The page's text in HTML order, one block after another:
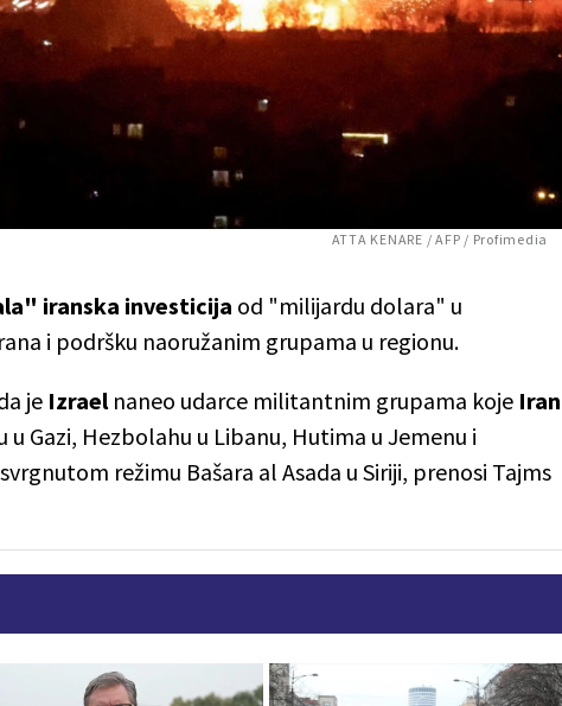
ATTA KENARE / AFP / Profimedia
iranska investicija od "milijardu dolara" u
i podršku naoružanim grupama u regionu.
je Izrael naneo udarce militantnim grupama koje Iran
Gazi, Hezbolahu u Libanu, Hutima u Jemenu i
režimu Bašara al Asada u Siriji, prenosi Tajms